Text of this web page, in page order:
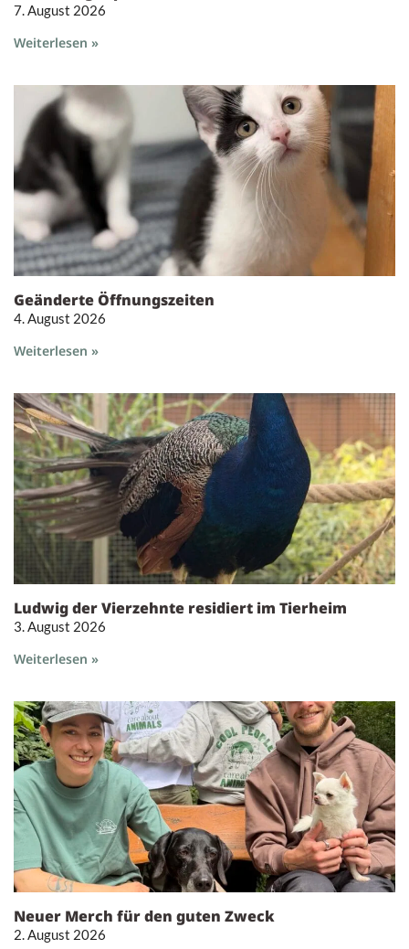
7. August 2026
Weiterlesen »
Geänderte Öffnungszeiten
4. August 2026
Weiterlesen »
Ludwig der Vierzehnte residiert im Tierheim
3. August 2026
Weiterlesen »
Neuer Merch für den guten Zweck
2. August 2026